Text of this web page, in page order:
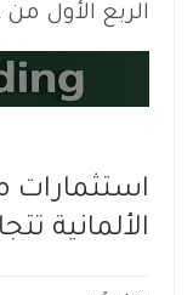
الربع الأول من عام
استثمارات
الألمانية تتجاوز 4